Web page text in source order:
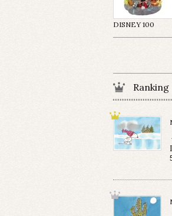
DISNEY 100
Ranking